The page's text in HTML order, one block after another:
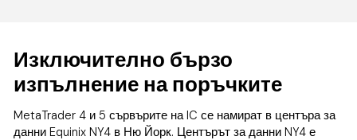
Изключително бързо
изпълнение на поръчките
MetaTrader 4 и 5 сървърите на IC се намират в центъра за
данни Equinix NY4 в Ню Йорк. Центърът за данни NY4 е